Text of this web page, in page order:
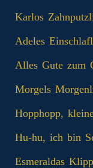
Karlos
Adeles
Alles Gute zum
Morgels
Hopphopp,
Hu-hu, ich bin
Esmeraldas